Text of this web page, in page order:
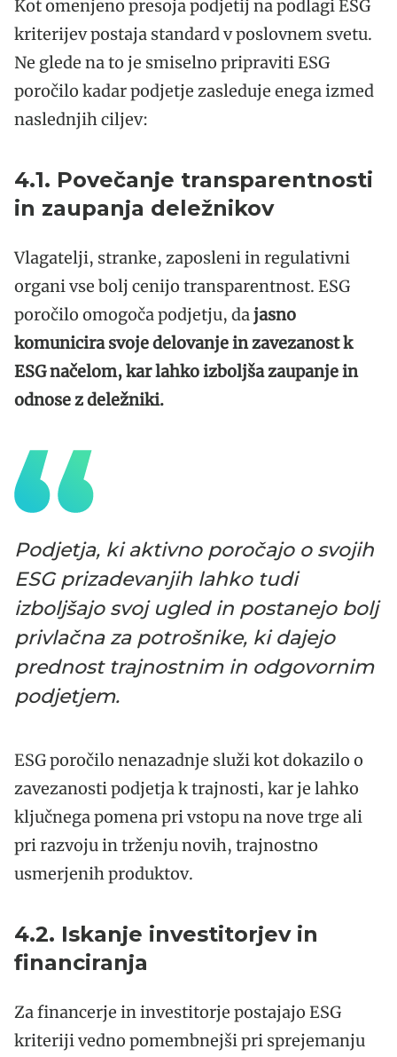
Kot omenjeno presoja podjetij na podlagi ESG
kriterijev postaja standard v poslovnem svetu.
Ne glede na to je smiselno pripraviti ESG
poročilo kadar podjetje zasleduje enega izmed
naslednjih ciljev:
4.1. Povečanje transparentnosti
in zaupanja deležnikov
Vlagatelji, stranke, zaposleni in regulativni
organi vse bolj cenijo transparentnost. ESG
poročilo omogoča podjetju, da jasno
komunicira svoje delovanje in zavezanost k
ESG načelom, kar lahko izboljša zaupanje in
odnose z deležniki.
Podjetja, ki aktivno poročajo o svojih
ESG prizadevanjih lahko tudi
izboljšajo svoj ugled in postanejo bolj
privlačna za potrošnike, ki dajejo
prednost trajnostnim in odgovornim
podjetjem.
ESG poročilo nenazadnje služi kot dokazilo o
zavezanosti podjetja k trajnosti, kar je lahko
ključnega pomena pri vstopu na nove trge ali
pri razvoju in trženju novih, trajnostno
usmerjenih produktov.
4.2. Iskanje investitorjev in
financiranja
Za financerje in investitorje postajajo ESG
kriteriji vedno pomembnejši pri sprejemanju